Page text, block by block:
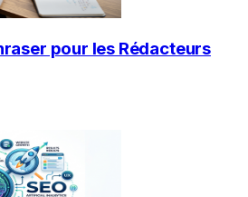
pour les Rédacteurs